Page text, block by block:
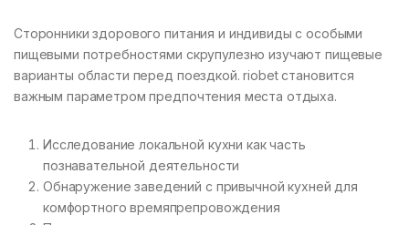
Сторонники здорового питания и индивиды с особыми
пищевыми потребностями скрупулезно изучают пищевые
варианты области перед поездкой. riobet становится
важным параметром предпочтения места отдыха.
Исследование локальной кухни как часть
познавательной деятельности
Обнаружение заведений с привычной кухней для
комфортного времяпрепровождения